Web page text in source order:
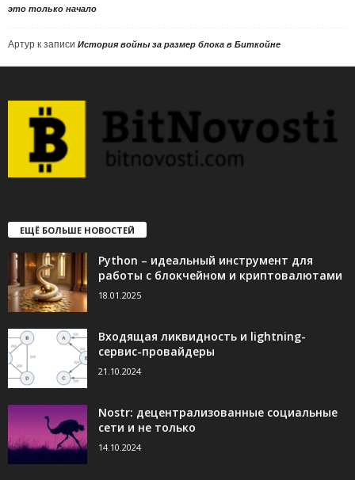
это только начало
Артур к записи История войны за размер блока в Биткойне
ЕЩЁ БОЛЬШЕ НОВОСТЕЙ
Python – идеальный инструмент для
работы с блокчейном и криптовалютами
18.01.2025
Входящая ликвидность и lightning-
сервис-провайдеры
21.10.2024
Nostr: децентрализованные социальные
сети и не только
14.10.2024